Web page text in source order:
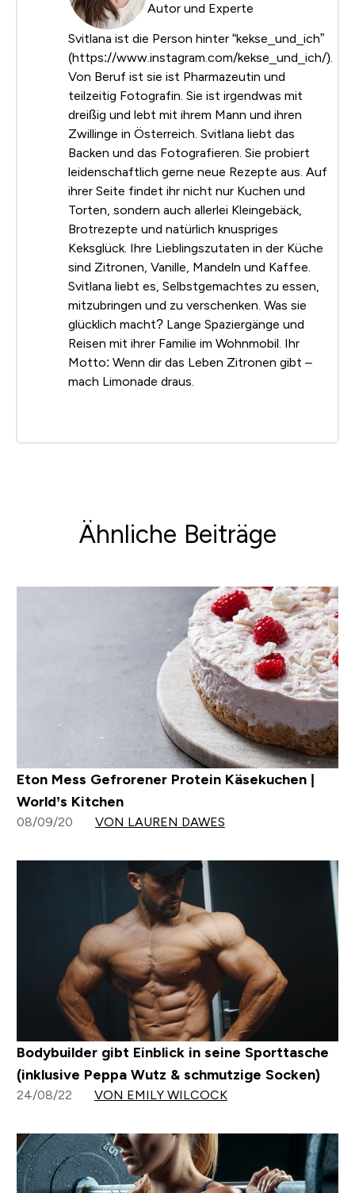
Autor und Experte
Svitlana ist die Person hinter “kekse_und_ich”
(https://www.instagram.com/kekse_und_ich/).
Von Beruf ist sie ist Pharmazeutin und
teilzeitig Fotografin. Sie ist irgendwas mit
dreißig und lebt mit ihrem Mann und ihren
Zwillinge in Österreich. Svitlana liebt das
Backen und das Fotografieren. Sie probiert
leidenschaftlich gerne neue Rezepte aus. Auf
ihrer Seite findet ihr nicht nur Kuchen und
Torten, sondern auch allerlei Kleingebäck,
Brotrezepte und natürlich knuspriges
Keksglück. Ihre Lieblingszutaten in der Küche
sind Zitronen, Vanille, Mandeln und Kaffee.
Svitlana liebt es, Selbstgemachtes zu essen,
mitzubringen und zu verschenken. Was sie
glücklich macht? Lange Spaziergänge und
Reisen mit ihrer Familie im Wohnmobil. Ihr
Motto: Wenn dir das Leben Zitronen gibt –
mach Limonade draus.
Ähnliche Beiträge
Eton Mess Gefrorener Protein Käsekuchen |
World’s Kitchen
08/09/20 VON LAUREN DAWES
Bodybuilder gibt Einblick in seine Sporttasche
(inklusive Peppa Wutz & schmutzige Socken)
24/08/22 VON EMILY WILCOCK